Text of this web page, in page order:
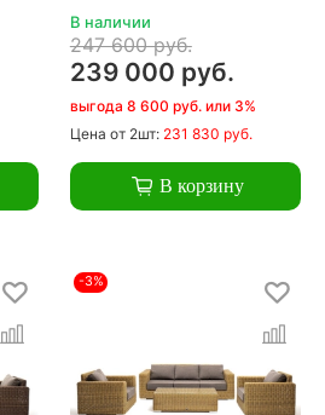
В наличии
247 600 руб.
239 000 руб.
выгода 8 600 руб. или 3%
Цена от 2шт: 231 830 руб.
В корзину
-3%